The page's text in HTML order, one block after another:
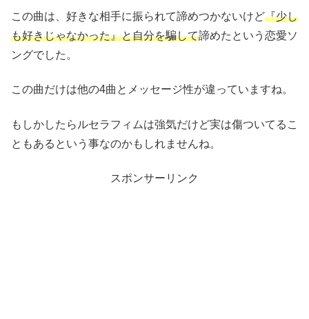
この曲は、好きな相手に振られて諦めつかないけど『少し
も好きじゃなかった』と自分を騙して諦めたという恋愛ソ
ングでした。
この曲だけは他の4曲とメッセージ性が違っていますね。
もしかしたらルセラフィムは強気だけど実は傷ついてるこ
ともあるという事なのかもしれませんね。
スポンサーリンク